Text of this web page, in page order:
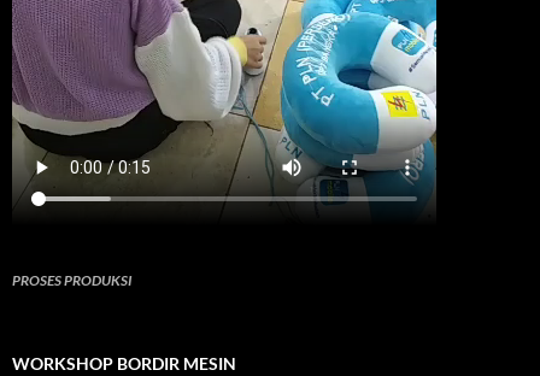
PROSES PRODUKSI
WORKSHOP BORDIR MESIN